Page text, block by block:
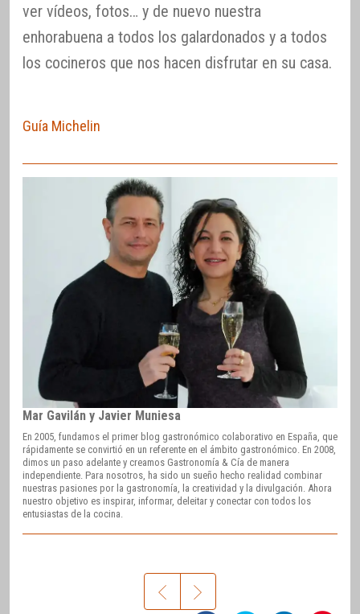
ver vídeos, fotos… y de nuevo nuestra
enhorabuena a todos los galardonados y a todos
los cocineros que nos hacen disfrutar en su casa.
Guía Michelin
Mar Gavilán y Javier Muniesa
En 2005, fundamos el primer blog gastronómico colaborativo en España, que
rápidamente se convirtió en un referente en el ámbito gastronómico. En 2008,
dimos un paso adelante y creamos Gastronomía & Cía de manera
independiente. Para nosotros, ha sido un sueño hecho realidad combinar
nuestras pasiones por la gastronomía, la creatividad y la divulgación. Ahora
nuestro objetivo es inspirar, informar, deleitar y conectar con todos los
entusiastas de la cocina.